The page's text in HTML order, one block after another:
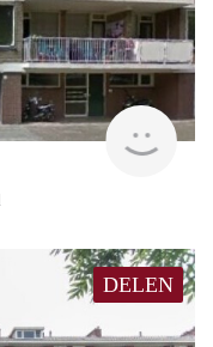
DELEN